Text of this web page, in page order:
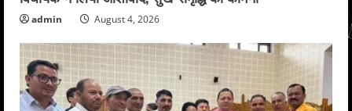
admin August 4, 2026